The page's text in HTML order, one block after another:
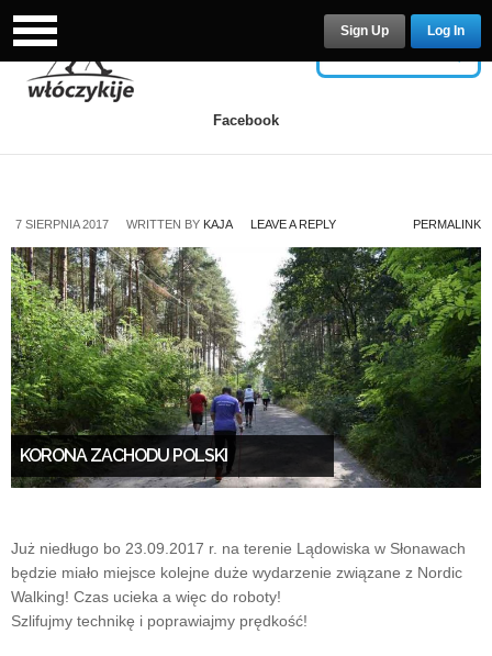
Facebook
Log In
Sign Up
7 SIERPNIA 2017 WRITTEN BY KAJA LEAVE A REPLY PERMALINK
KORONA ZACHODU POLSKI
Już niedługo bo 23.09.2017 r. na terenie Lądowiska w Słonawach
będzie miało miejsce kolejne duże wydarzenie związane z Nordic
Walking! Czas ucieka a więc do roboty!
Szlifujmy technikę i poprawiajmy prędkość!
Remember Me
/